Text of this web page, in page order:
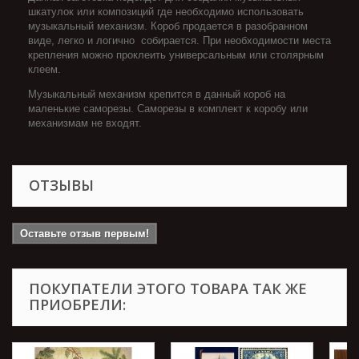
шкатулок или композиций где необходимо использовать
музыкальный механизм. Короб продается в разобранном
виде, легко и логично собирается. При необходимости места
крепления можно проклеить универсальным или столярным
клеем.
Музыкальный механизм крепится в данный короб на
маленькие саморезы. Саморезы в комплект к коробу или
механизмам не входят.
ОТЗЫВЫ
Оставьте отзыв первым!
ПОКУПАТЕЛИ ЭТОГО ТОВАРА ТАК ЖЕ
ПРИОБРЕЛИ: